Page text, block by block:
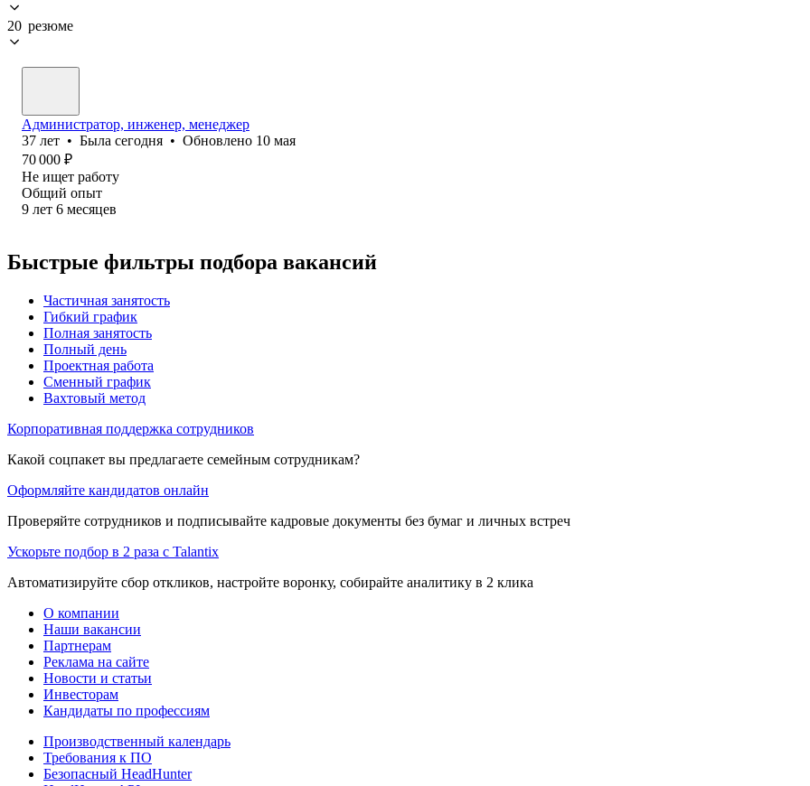
20 резюме
Администратор, инженер, менеджер
37 лет • Была сегодня • Обновлено 10 мая
70 000 ₽
Не ищет работу
Общий опыт
9 лет 6 месяцев
Быстрые фильтры подбора вакансий
Частичная занятость
Гибкий график
Полная занятость
Полный день
Проектная работа
Сменный график
Вахтовый метод
Корпоративная поддержка сотрудников
Какой соцпакет вы предлагаете семейным сотрудникам?
Оформляйте кандидатов онлайн
Проверяйте сотрудников и подписывайте кадровые документы без бумаг и личных встреч
Ускорьте подбор в 2 раза с Talantix
Автоматизируйте сбор откликов, настройте воронку, собирайте аналитику в 2 клика
О компании
Наши вакансии
Партнерам
Реклама на сайте
Новости и статьи
Инвесторам
Кандидаты по профессиям
Производственный календарь
Требования к ПО
Безопасный HeadHunter